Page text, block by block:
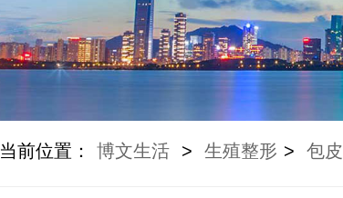
当前位置： 博文生活 > 生殖整形 > 包皮